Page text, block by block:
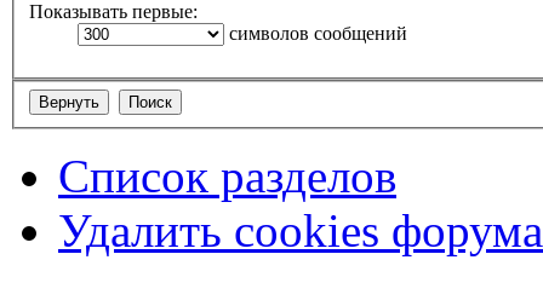
Показывать первые:
символов сообщений
Список разделов
Удалить cookies форума